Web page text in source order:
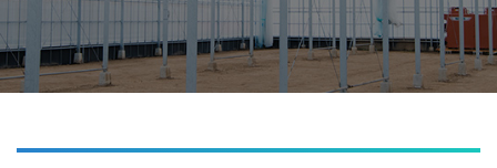
園